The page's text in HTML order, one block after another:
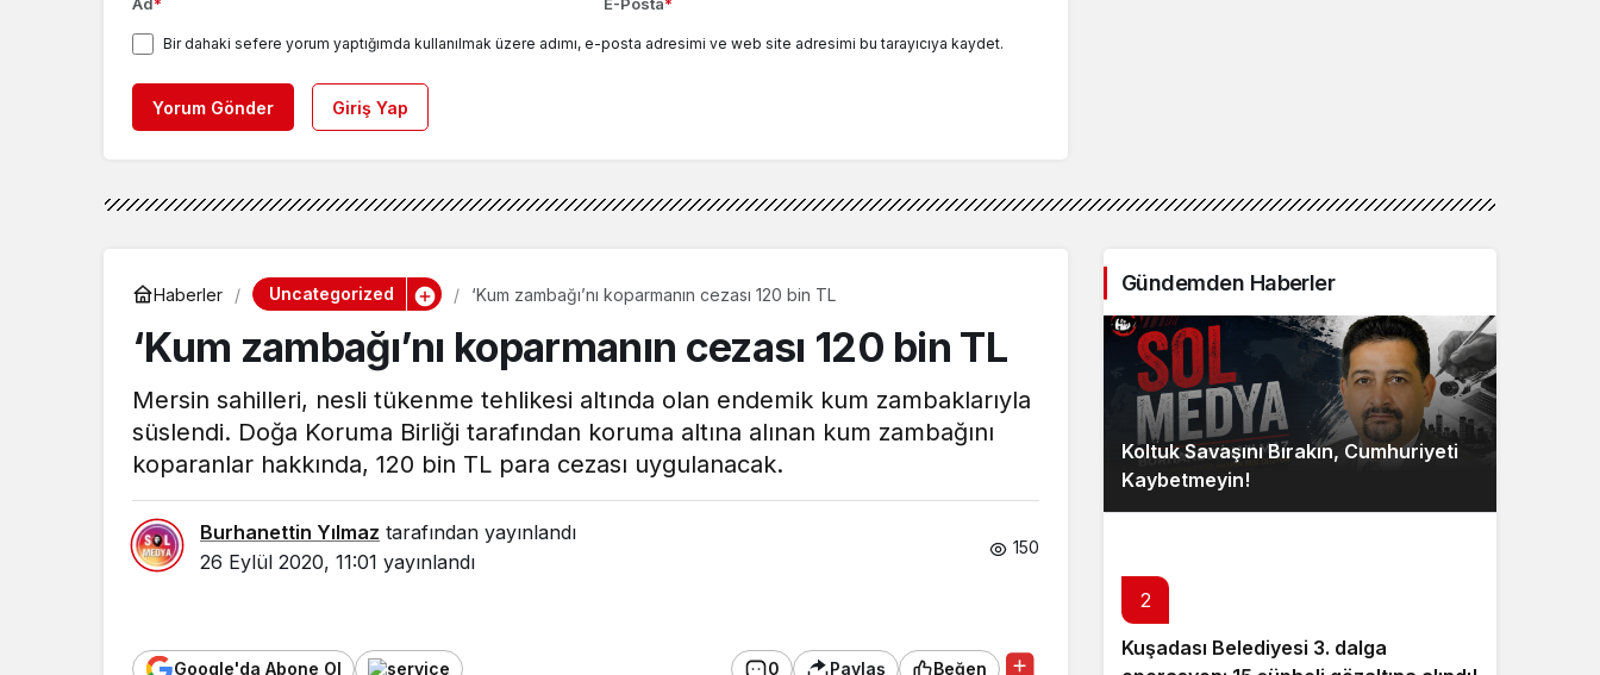
Bir dahaki sefere yorum yaptığımda kullanılmak üzere adımı, e-posta adresimi ve web site adresimi bu tarayıcıya kaydet.
Yorum Gönder Giriş Yap
Haberler Uncategorized ‘Kum zambağı’nı koparmanın cezası 120 bin TL
‘Kum zambağı’nı koparmanın cezası 120 bin TL
Mersin sahilleri, nesli tükenme tehlikesi altında olan endemik kum zambaklarıyla
süslendi. Doğa Koruma Birliği tarafından koruma altına alınan kum zambağını
koparanlar hakkında, 120 bin TL para cezası uygulanacak.
Burhanettin Yılmaz tarafından yayınlandı
26 Eylül 2020, 11:01 yayınlandı
150
Google'da Abone Ol 0 Paylaş Beğen
Gündemden Haberler
Koltuk Savaşını Bırakın, Cumhuriyeti
Kaybetmeyin!
2
Kuşadası Belediyesi 3. dalga